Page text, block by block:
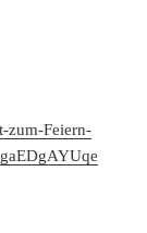
zum-Feiern-